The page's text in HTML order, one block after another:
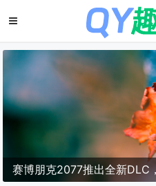
塞尔达传说，荒野